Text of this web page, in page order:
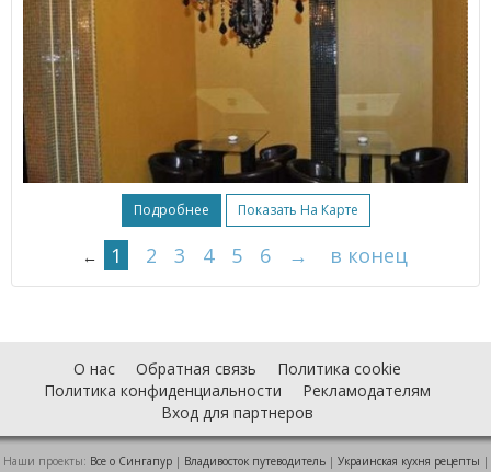
Подробнее Показать На Карте
← 1 2 3 4 5 6 → в конец
О нас Обратная связь
Политика cookie
Политика конфиденциальности
Рекламодателям
Вход для партнеров
Наши проекты: Все о Cингапур| Владивосток путеводитель| Украинская кухня рецепты |